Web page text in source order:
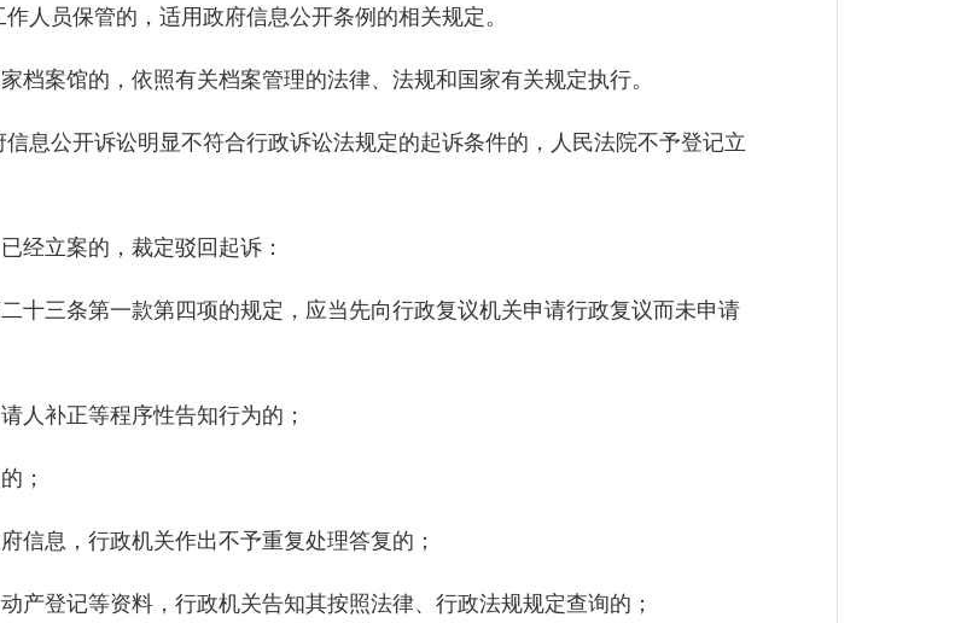
员保管的，适用政府信息公开条例的相关规定。
案馆的，依照有关档案管理的法律、法规和国家有关规定执行。
公开诉讼明显不符合行政诉讼法规定的起诉条件的，人民法院不予登记立
立案的，裁定驳回起诉：
三条第一款第四项的规定，应当先向行政复议机关申请行政复议而未申请
补正等程序性告知行为的；
；
息，行政机关作出不予重复处理答复的；
登记等资料，行政机关告知其按照法律、行政法规规定查询的；